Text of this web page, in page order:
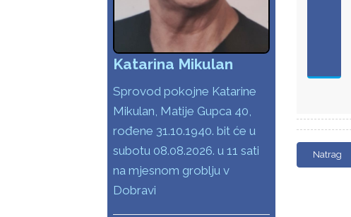
Katarina Mikulan
Sprovod pokojne Katarine
Mikulan, Matije Gupca 40,
rođene 31.10.1940. bit će u
subotu 08.08.2026. u 11 sati
na mjesnom groblju v
Dobravi
Natrag